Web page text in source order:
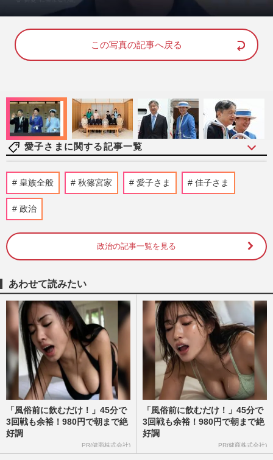
n
u
o
d
d
:
8
この写真の記事へ戻る
愛子さまに関する記事一覧
《佳子さまの歩み》皇室典範改正案の成立
に天皇陛下、愛子さまらの考えは？疑問が
《愛子さまの未来は》皇室典範改正に「拙
速」「女性差別」と国内外から異論…残さ
週刊女性2026年8月11日号
彬子さま、皇族費が《1年で1500万円増
額》に 〈麻生太郎の姪だから〉疑念と
「男女格差是正」の指摘
週刊女性2026年8月11日号 2026/7/28
天皇ご一家が2年連続ご着用、愛子さま
の“5500円かりゆし” 製造元が明かす驚き
の反響「まさかうちの商品と…
皇族全般 秋篠宮家 愛子さま 佳子さま
政治
政治の記事一覧を見る
あわせて読みたい
「風俗前に飲むだけ！」45分で
3回戦も余裕！980円で朝まで絶
好調
PR(健商株式会社)
「風俗前に飲むだけ！」45分で
3回戦も余裕！980円で朝まで絶
好調
PR(健商株式会社)